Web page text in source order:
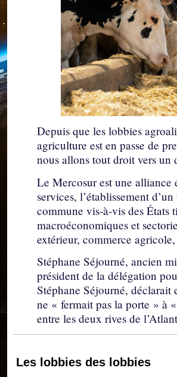
Depuis que les lobbies
agriculture est en passe de
nous allons tout droit vers un
Le Mercosur est une alliance
services, l’établissement
commune vis-à-vis des États
macroéconomiques et
extérieur, commerce
Stéphane Séjourné, ancien
président de la délégation
Stéphane Séjourné,
ne « fermait pas la porte » à
entre les deux rives de
Les lobbies des lobbies